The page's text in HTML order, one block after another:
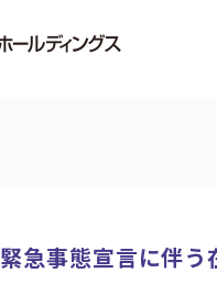
緊急事態宣言に伴う